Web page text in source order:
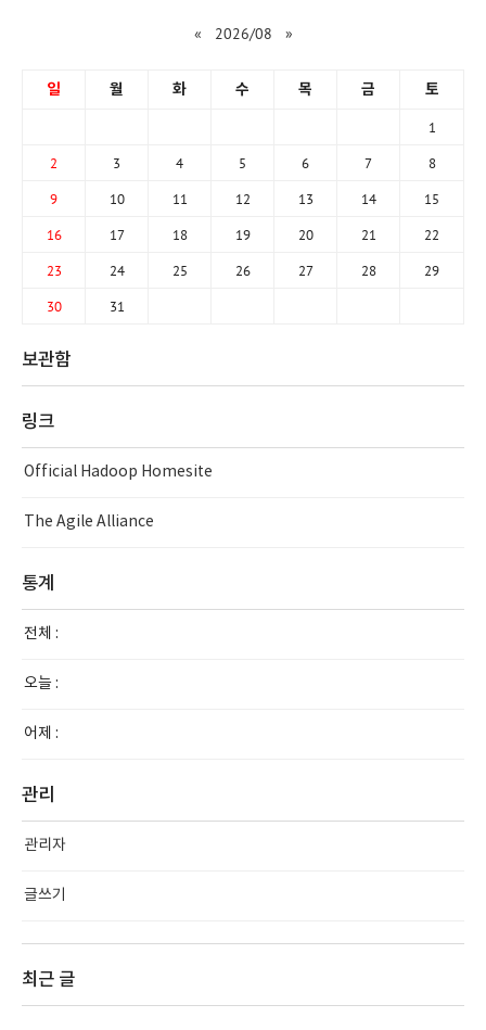
« 2026/08 »
일 월 화 수 목 금 토
1
2 3 4 5 6 7 8
9 10 11 12 13 14 15
16 17 18 19 20 21 22
23 24 25 26 27 28 29
30 31
보관함
링크
Official Hadoop Homesite
The Agile Alliance
통계
전체 :
오늘 :
어제 :
관리
관리자
글쓰기
최근 글